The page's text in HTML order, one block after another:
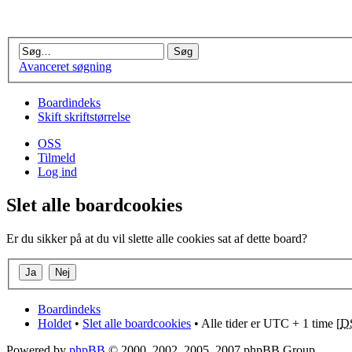
Avanceret søgning
Boardindeks
Skift skriftstørrelse
OSS
Tilmeld
Log ind
Slet alle boardcookies
Er du sikker på at du vil slette alle cookies sat af dette board?
Boardindeks
Holdet• Slet alle boardcookies • Alle tider er UTC + 1 time [